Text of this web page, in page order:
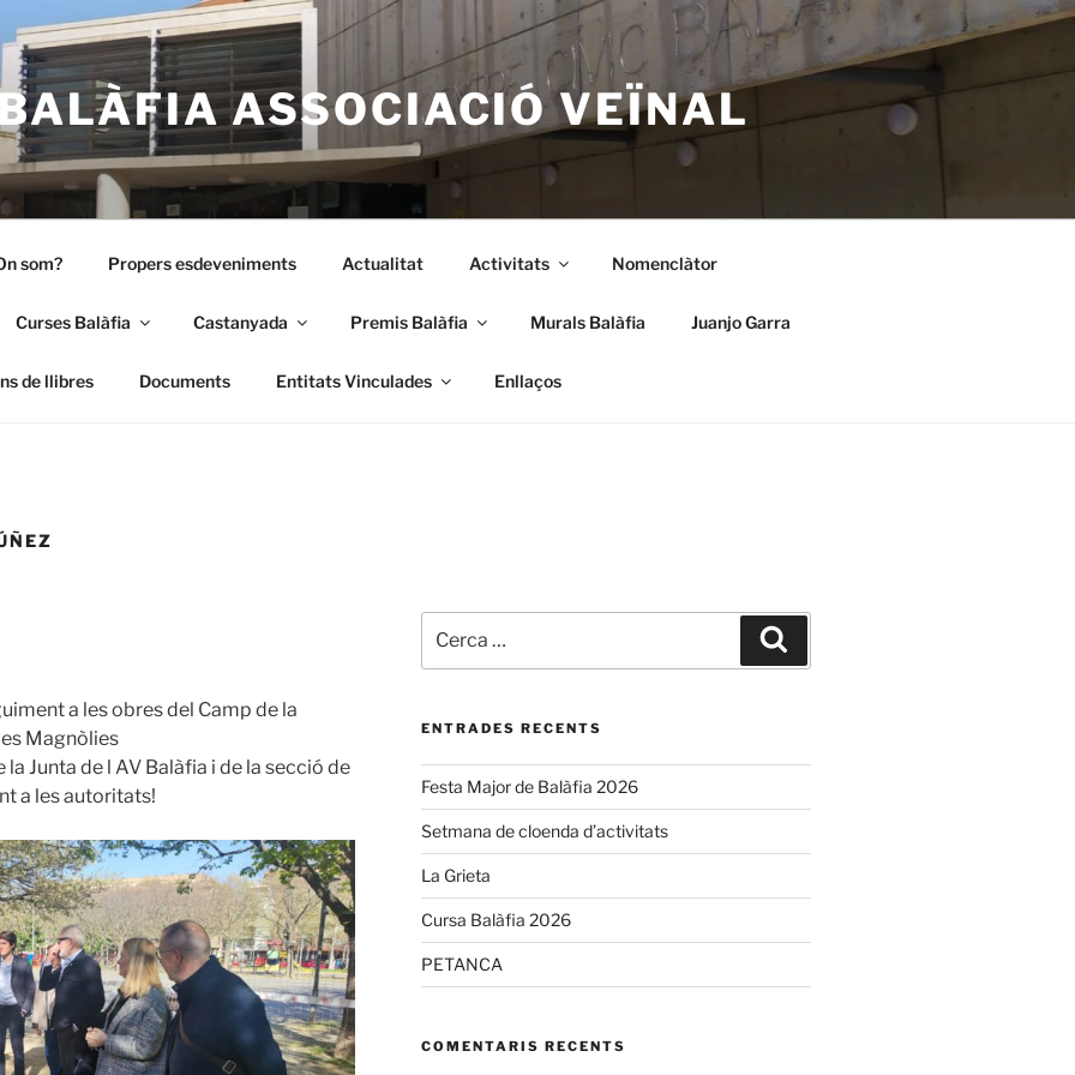
ASSOCIACIÓ VEÏNAL
som? Propers esdeveniments Actualitat Activitats Nomenclàtor
Curses Balàfia Castanyada Premis Balàfia Murals Balàfia Juanjo Garra
de llibres Documents Entitats Vinculades Enllaços
a les obres del Camp de la
Magnòlies
Junta de l AV Balàfia i de la secció de
a les autoritats!
ENTRADES RECENTS
Festa Major de Balàfia 2026
Setmana de cloenda d’activitats
La Grieta
Cursa Balàfia 2026
PETANCA
COMENTARIS RECENTS